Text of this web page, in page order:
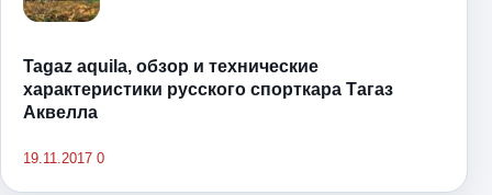
Tagaz aquila, обзор и технические
характеристики русского спорткара Тагаз
Аквелла
19.11.2017 0